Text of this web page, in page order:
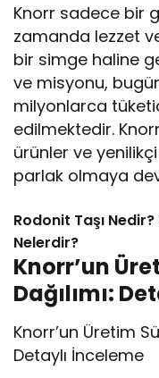
Knorr sadece bir
zamanda lezzet
bir simge haline
ve misyonu,
milyonlarca
edilmektedir.
ürünler ve
parlak olmaya
Rodonit Taşı
Nelerdir?
Knorr’un
Dağılımı:
Knorr’un Üretim
Detaylı İnceleme